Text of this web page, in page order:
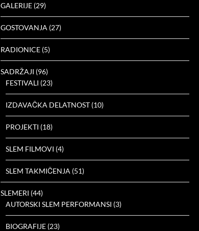
GALERIJE (29)
GOSTOVANJA (27)
RADIONICE (5)
SADRŽAJI (96)
FESTIVALI (23)
IZDAVAČKA DELATNOST (10)
PROJEKTI (18)
SLEM FILMOVI (4)
SLEM TAKMIČENJA (51)
SLEMERI (44)
AUTORSKI SLEM PERFORMANSI (3)
BIOGRAFIJE (23)